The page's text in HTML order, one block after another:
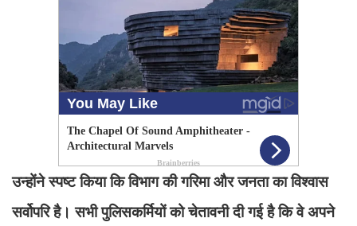
उन्होंने स्पष्ट किया कि विभाग की गरिमा और जनता का विश्वास
सर्वोपरि है। सभी पुलिसकर्मियों को चेतावनी दी गई है कि वे अपने